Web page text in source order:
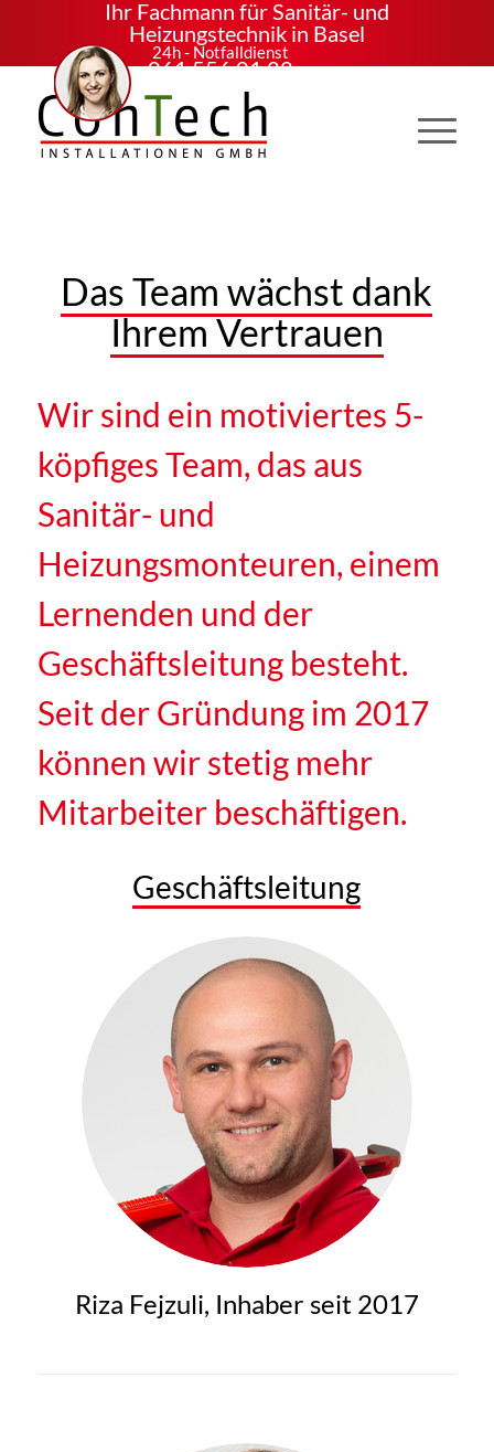
Ihr Fachmann für Sanitär- und
Heizungstechnik in Basel
24h - Notfalldienst
061 556 01 22
Das Team wächst dank
Ihrem Vertrauen
Wir sind ein motiviertes 5-
köpfiges Team, das aus
Sanitär- und
Heizungsmonteuren, einem
Lernenden und der
Geschäftsleitung besteht.
Seit der Gründung im 2017
können wir stetig mehr
Mitarbeiter beschäftigen.
Geschäftsleitung
Riza Fejzuli, Inhaber seit 2017